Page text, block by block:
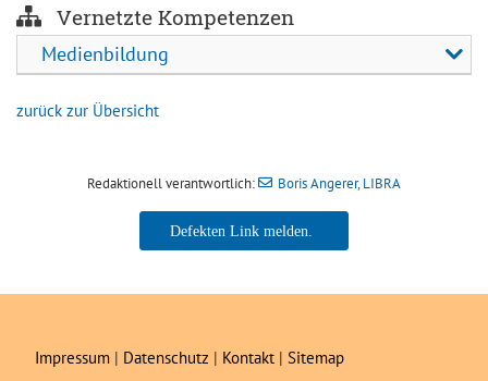
Vernetzte Kompetenzen
Medienbildung
zurück zur Übersicht
Redaktionell verantwortlich: Boris Angerer, LIBRA
Boris Angerer, LIBRA
Impressum | Datenschutz | Kontakt | Sitemap